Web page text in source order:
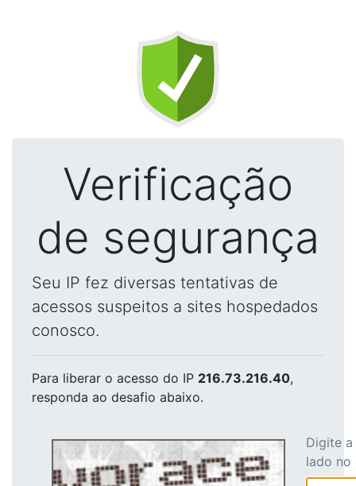
Verificação
de segurança
Seu IP fez diversas tentativas de
acessos suspeitos a sites hospedados
conosco.
Para liberar o acesso do IP 216.73.216.40,
responda ao desafio abaixo.
Digite
lado no